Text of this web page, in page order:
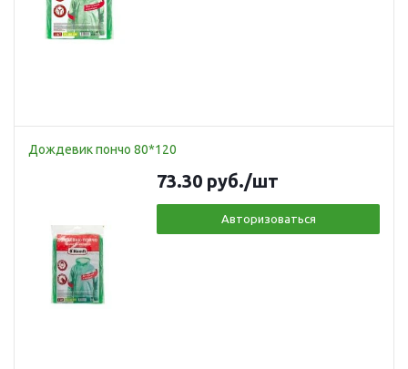
Дождевик пончо 80*120
73.30 руб./шт
Авторизоваться